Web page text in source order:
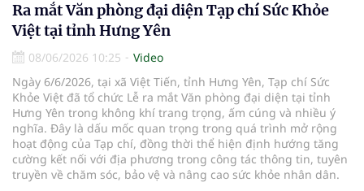
Ra mắt Văn phòng đại diện Tạp chí Sức Khỏe
Việt tại tỉnh Hưng Yên
08/06/2026 10:25
Video
Ngày 6/6/2026, tại xã Việt Tiến, tỉnh Hưng Yên, Tạp chí Sức
Khỏe Việt đã tổ chức Lễ ra mắt Văn phòng đại diện tại tỉnh
Hưng Yên trong không khí trang trọng, ấm cúng và nhiều ý
nghĩa. Đây là dấu mốc quan trọng trong quá trình mở rộng
hoạt động của Tạp chí, đồng thời thể hiện định hướng tăng
cường kết nối với địa phương trong công tác thông tin, tuyên
truyền về chăm sóc, bảo vệ và nâng cao sức khỏe nhân dân.